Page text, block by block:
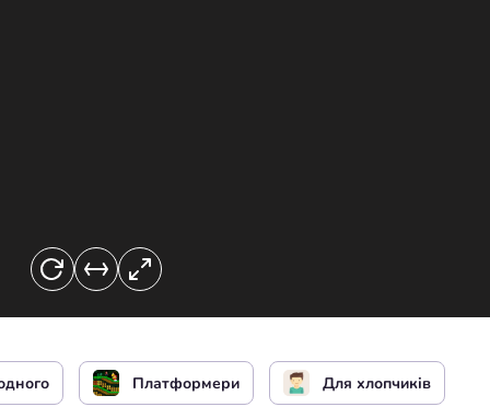
чи Подивитися навколо
Платформери Для хлопчиків